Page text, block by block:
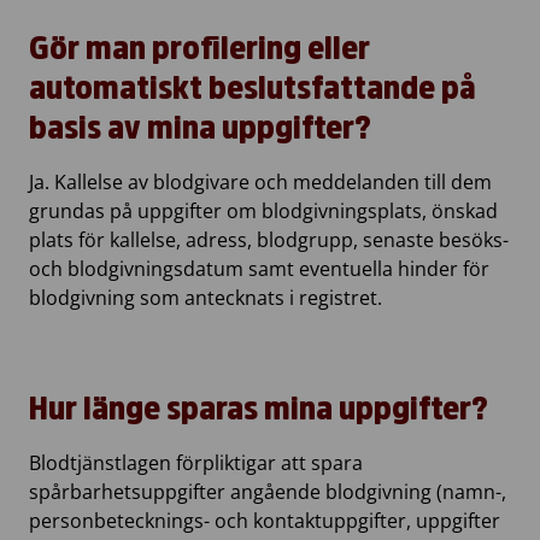
Gör man profilering eller
automatiskt beslutsfattande på
basis av mina uppgifter?
Ja. Kallelse av blodgivare och meddelanden till dem
grundas på uppgifter om blodgivningsplats, önskad
plats för kallelse, adress, blodgrupp, senaste besöks-
och blodgivningsdatum samt eventuella hinder för
blodgivning som antecknats i registret.
Hur länge sparas mina uppgifter?
Blodtjänstlagen förpliktigar att spara
spårbarhetsuppgifter angående blodgivning (namn-,
personbetecknings- och kontaktuppgifter, uppgifter